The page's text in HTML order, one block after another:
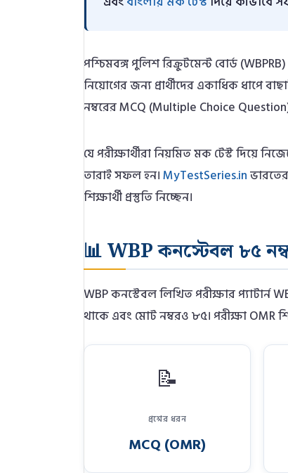
পশ্চিমবঙ্গ পুলিশ রিক্রুটমেন্ট বোর্ড
নিয়োগের জন্য প্রার্থীদের একাধিক ধাপে
নম্বরের MCQ (Multiple Choice Question)
যে পরীক্ষার্থীরা নিয়মিত মক টেস্ট দিয়ে
তারাই সফল হন।MyTestSeries.in
শিক্ষার্থী প্রস্তুতি নিচ্ছেন।
📊 WBP কনস্টেবল ৮৫
WBP কনস্টেবল লিখিত পরীক্ষার প্যাটার্ন
থাকে এবং মোট নম্বরও ৮৫। পরীক্ষা OMR
📝
প্রশ্নের ধরন
MCQ (OMR)